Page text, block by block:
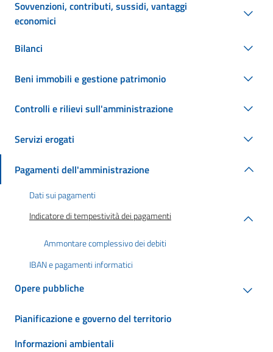
Sovvenzioni, contributi, sussidi, vantaggi
economici
Bilanci
Beni immobili e gestione patrimonio
Controlli e rilievi sull'amministrazione
Servizi erogati
Pagamenti dell'amministrazione
Dati sui pagamenti
Indicatore di tempestività dei pagamenti
Ammontare complessivo dei debiti
IBAN e pagamenti informatici
Opere pubbliche
Pianificazione e governo del territorio
Informazioni ambientali